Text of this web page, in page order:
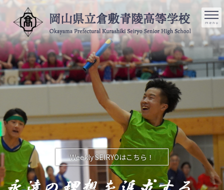
コ
ン
ツ
へ
ス
キ
ッ
ナ
ー
シ
ョ
ン
に
移
086-422-
8001
アク
セス
検
索:
Weekly SEIRYOはこちら！